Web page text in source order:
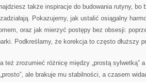
także inspiracje do budowania rutyny, bo
Pokazujemy, jak ustalić osiągalny
oraz jak mierzyć postępy bez obsesji:
Podkreślamy, że korekcja to często dłuższy
też zrozumieć różnicę między „prostą sylwetką”
ale brakuje mu stabilności, a czasem